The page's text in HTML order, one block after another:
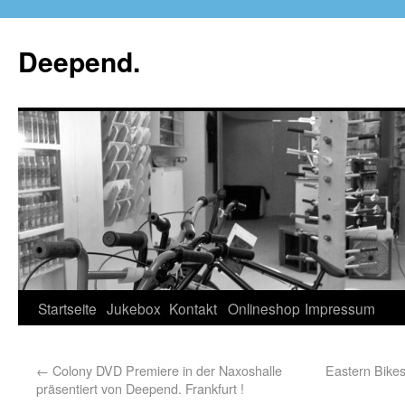
Deepend.
Startseite Jukebox Kontakt Onlineshop Impressum
← Colony DVD Premiere in der Naxoshalle
präsentiert von Deepend. Frankfurt !
Eastern